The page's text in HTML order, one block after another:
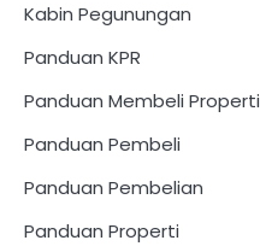
Kabin Pegunungan
Panduan KPR
Panduan Membeli Properti
Panduan Pembeli
Panduan Pembelian
Panduan Properti